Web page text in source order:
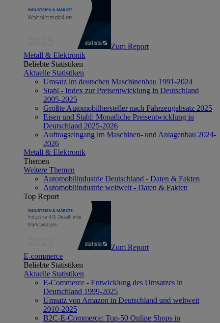
Zum Report
Metall & Elektronik
Beliebte Statistiken
Aktuelle Statistiken
Umsatz im deutschen Maschinenbau 1991-2024
Stahl - Index zur Preisentwicklung in Deutschland
2005-2025
Größte Automobilhersteller nach Fahrzeugabsatz 2025
Eisen und Stahl: Monatliche Preisentwicklung in
Deutschland 2025-2026
Auftragseingang im Maschinen- und Anlagenbau 2024-
2026
Metall & Elektronik
Themen
Weitere Themen
Automobilindustrie Deutschland - Daten & Fakten
Automobilindustrie weltweit - Daten & Fakten
Top Report
Zum Report
E-commerce
Beliebte Statistiken
Aktuelle Statistiken
E-Commerce - Entwicklung des Umsatzes in
Deutschland 1999-2025
Umsatz von Amazon in Deutschland und weltweit
2010-2025
B2C-E-Commerce: Top-50 Online Shops in